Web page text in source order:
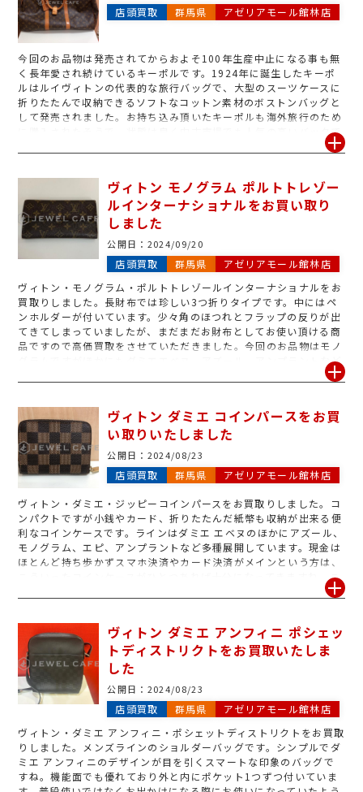
店頭買取 群馬県 アゼリアモール館林店
今回のお品物は発売されてからおよそ100年生産中止になる事も無
く長年愛され続けているキーポルです。1924年に誕生したキーポ
ルはルイヴィトンの代表的な旅行バッグで、大型のスーツケースに
折りたたんで収納できるソフトなコットン素材のボストンバッグと
して発売されました。お持ち込み頂いたキーポルも海外旅行のため
に購入されたそうで、状態は良く中古市場でも人気の高いバックで
すので高値が期待できるお品物でした。査定後はお客様にもご満足
館林店ではヴィトン以外のブランドも高価買取させて頂いておりま
すのでお気軽にご来店下さい♪
ヴィトン モノグラム ポルトトレゾー
ルインターナショナルをお買い取り
しました
公開日： 2024/09/20
店頭買取 群馬県
アゼリアモール館林店
ヴィトン・モノグラム・ポルトトレゾールインターナショナルをお
買取りしました。長財布では珍しい3つ折りタイプです。中にはペ
ンホルダーが付いています。少々角のほつれとフラップの反りが出
てきてしまっていましたが、まだまだお財布としてお使い頂ける商
品ですので高価買取をさせていただきました。今回のお品物はモノ
グラムですがほかにもダミエエベヌ、アズール、アンプラントなど
も買取しております。バッグ財布の買取はもちろんキーケース、ポ
ていないブランド品がございましたらぜひジュエルカフェまでお越
しください。お待ちしております。
ヴィトン ダミエ コインパースをお買
い取りいたしました
公開日： 2024/08/23
店頭買取 群馬県 アゼリアモール館林店
ヴィトン・ダミエ・ジッピーコインパースをお買取りしました。コ
ンパクトですが小銭やカード、折りたたんだ紙幣も収納が出来る便
利なコインケースです。ラインはダミエ エベヌのほかにアズール、
モノグラム、エピ、アンプラントなど多種展開しています。現金は
ほとんど持ち歩かずスマホ決済やカード決済がメインという方は、
こういったコインケースがひとつあれば十分になってきますね。こ
ちらのコインケースは状態が大変良く、中古市場でも人気の商品で
ちろんですがこういった小物ですとキーケースや手帳カバー、スマ
ホケースなどもお買取りしております。お使いになっていないブラ
ンド品がございましたらぜひジュエルカフェまでお越しください。
お待ちしております。
ヴィトン ダミエ アンフィニ ポシェッ
トディストリクトをお買取いたしま
した
公開日： 2024/08/23
店頭買取 群馬県
アゼリアモール館林店
ヴィトン・ダミエ アンフィニ・ポシェットディストリクトをお買取
りしました。メンズラインのショルダーバッグです。シンプルでダ
ミエ アンフィニのデザインが目を引くスマートな印象のバッグで
すね。機能面でも優れており外と内にポケット1つずつ付いていま